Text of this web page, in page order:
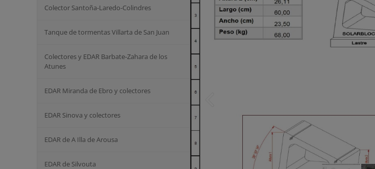
Colector Santoña-Laredo-Colindres
Tanque de tormentas Villarta de San Juan
Colectores y EDAR Barbate-Zahara de los
Atunes
EDAR Miranda de Ebro y colectores
EDAR Sinova y colectores
EDAR de A Illa de Arousa
EDAR de Silvouta